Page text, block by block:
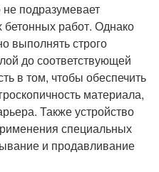
подразумевает
работ. Однако
выполнять строго
до соответствующей
в том, чтобы обеспечить
материала,
Также устройство
специальных
и продавливание